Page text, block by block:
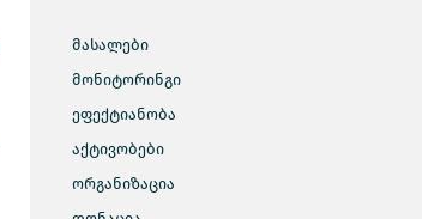
მასალები
მონიტორინგი
ეფექტიანობა
აქტივობები
ორგანიზაცია